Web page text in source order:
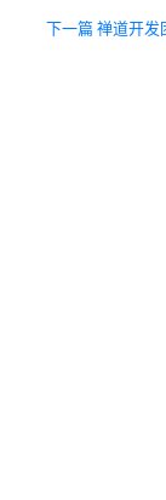
下一篇 禅道开发